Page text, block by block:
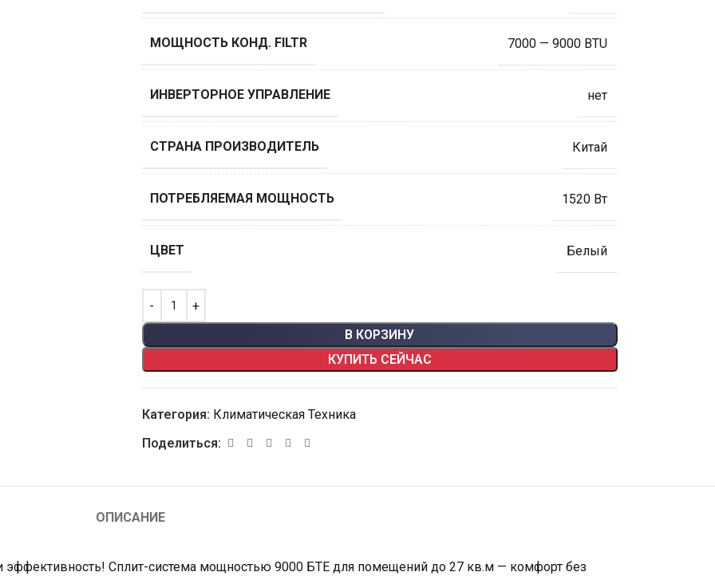
МОЩНОСТЬ КОНД. FILTR 7000 — 9000 BTU
ИНВЕРТОРНОЕ УПРАВЛЕНИЕ нет
СТРАНА ПРОИЗВОДИТЕЛЬ Китай
ПОТРЕБЛЯЕМАЯ МОЩНОСТЬ 1520 Вт
ЦВЕТ Белый
В КОРЗИНУ
КУПИТЬ СЕЙЧАС
Категория: Климатическая Техника
Поделиться:
ОПИСАНИЕ
эффективность! Сплит-система мощностью 9000 БТЕ для помещений до 27 кв.м — комфорт без